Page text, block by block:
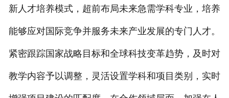
新人才培养模式，超前布局未来急需学科专业，培养
能够应对国际竞争并服务未来产业发展的专门人才。
紧密跟踪国家战略目标和全球科技变革趋势，及时对
教学内容予以调整，灵活设置学科和项目类别，实时